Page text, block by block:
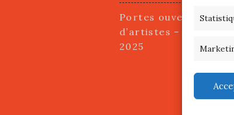
Portes ouvertes des
d’artistes – 13 et 14
2025